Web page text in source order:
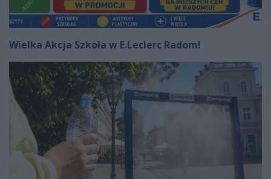
Wielka Akcja Szkoła w E.Leclerc Radom!